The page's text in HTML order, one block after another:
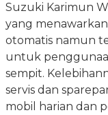
Suzuki Karimun
yang
otomatis namun
untuk
sempit.
servis dan
mobil harian dan